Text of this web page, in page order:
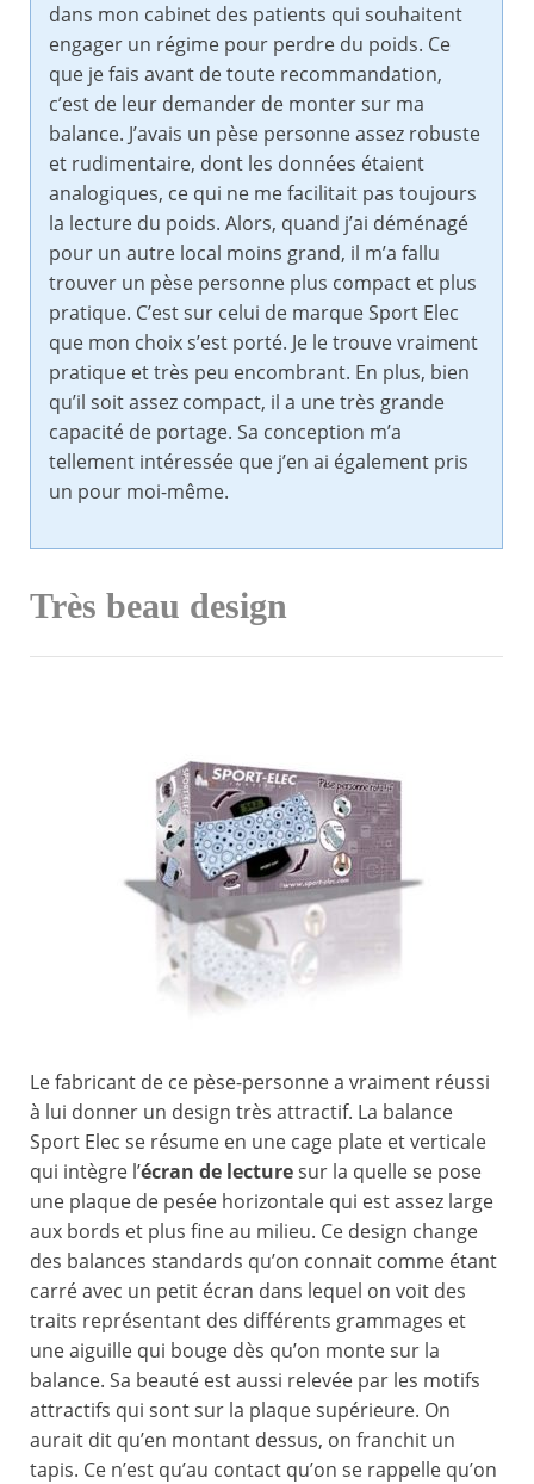
dans mon cabinet des patients qui souhaitent
engager un régime pour perdre du poids. Ce
que je fais avant de toute recommandation,
c’est de leur demander de monter sur ma
balance. J’avais un pèse personne assez robuste
et rudimentaire, dont les données étaient
analogiques, ce qui ne me facilitait pas toujours
la lecture du poids. Alors, quand j’ai déménagé
pour un autre local moins grand, il m’a fallu
trouver un pèse personne plus compact et plus
pratique. C’est sur celui de marque Sport Elec
que mon choix s’est porté. Je le trouve vraiment
pratique et très peu encombrant. En plus, bien
qu’il soit assez compact, il a une très grande
capacité de portage. Sa conception m’a
tellement intéressée que j’en ai également pris
un pour moi-même.
Très beau design
Le fabricant de ce pèse-personne a vraiment réussi
à lui donner un design très attractif. La balance
Sport Elec se résume en une cage plate et verticale
qui intègre l’écran de lecturesur la quelle se pose
une plaque de pesée horizontale qui est assez large
aux bords et plus fine au milieu. Ce design change
des balances standards qu’on connait comme étant
carré avec un petit écran dans lequel on voit des
traits représentant des différents grammages et
une aiguille qui bouge dès qu’on monte sur la
balance. Sa beauté est aussi relevée par les motifs
attractifs qui sont sur la plaque supérieure. On
aurait dit qu’en montant dessus, on franchit un
tapis. Ce n’est qu’au contact qu’on se rappelle qu’on